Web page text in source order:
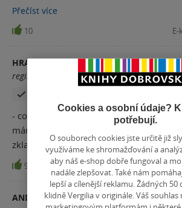
jsem si to přečetla, ale první díl je prostě
Přečíst více
10
HRACH
registrovaný uživatel
- co se týče obsahu knihy , byl příběh
mám dojem že velice předvídatelný ..... -
zklamaná... taková oddechová kniha :)
9 Kniha, King
ANDREA MAYER
Cookies a osobní údaje?
potřebují.
O souborech cookies jste určitě již
využíváme ke shromažďování a
aby náš e-shop dobře fungoval a
nadále zlepšovat. Také nám
lepší a cílenější reklamu. Žádných 50
klidně Vergilia v originále. Váš